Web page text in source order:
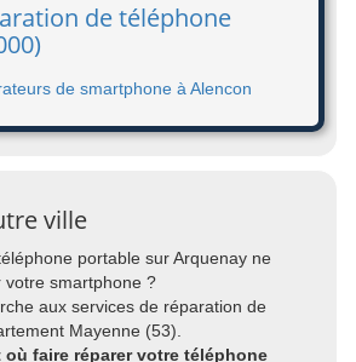
de téléphone
de smartphone à Alencon
ville
portable sur Arquenay ne
votre smartphone ?
aux services de réparation de
Mayenne (53).
où faire réparer votre téléphone